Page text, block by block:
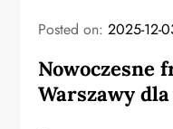
Posted on:2025-12-
Nowoczesne
Warszawy